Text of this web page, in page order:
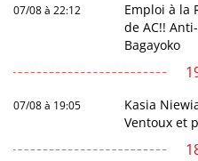
07/08 à 22:12
Emploi à la
de AC!!
Bagayoko
07/08 à 19:05
Kasia
Ventoux et